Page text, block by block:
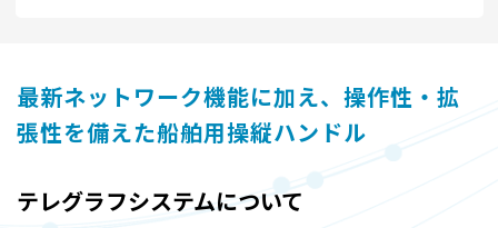
最新ネットワーク機能に加え、 操作性・拡
張性を備えた船舶用操縦ハンドル
テレグラフシステムについて